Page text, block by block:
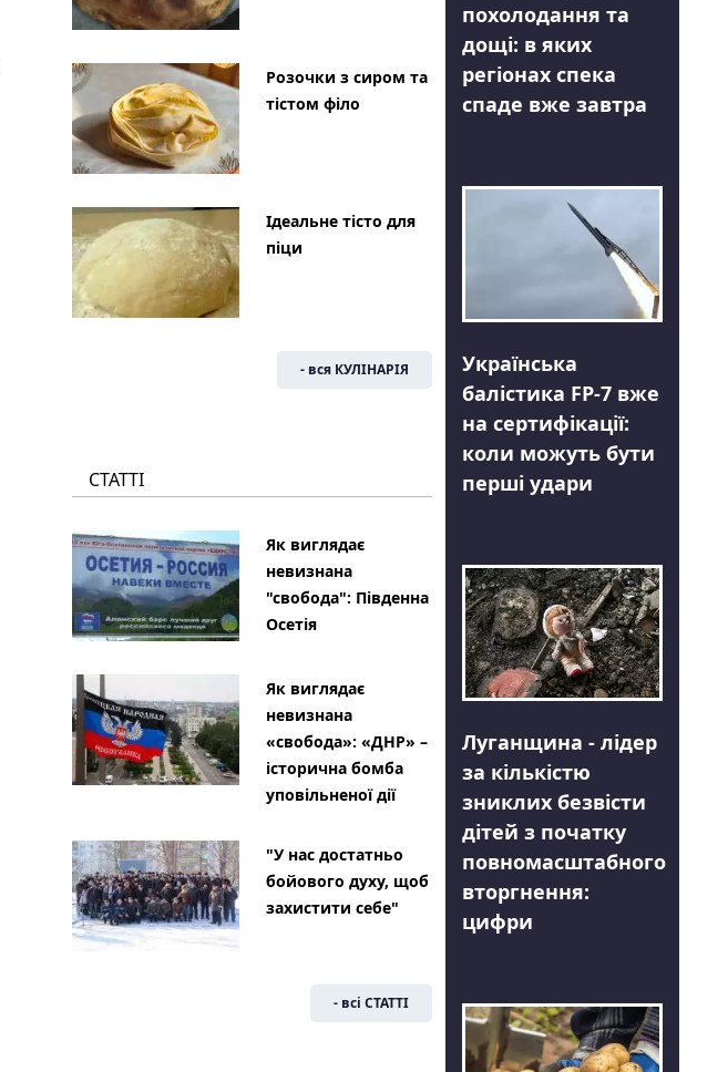
Розочки з сиром та
тістом філо
Ідеальне тісто для
піци
- вся КУЛІНАРІЯ
СТАТТІ
Як виглядає
невизнана
"свобода": Південна
Осетія
Як виглядає
невизнана
«свобода»: «ДНР» –
історична бомба
уповільненої дії
"У нас достатньо
бойового духу, щоб
захистити себе"
- всі СТАТТІ
похолодання та
дощі: в яких
регіонах спека
спаде вже завтра
Українська
балістика FP-7 вже
на сертифікації:
коли можуть бути
перші удари
Луганщина - лідер
за кількістю
зниклих безвісти
дітей з початку
повномасштабного
вторгнення:
цифри